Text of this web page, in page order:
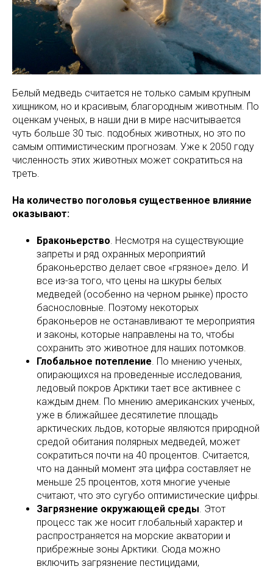
Белый медведь считается не только самым крупным
хищником, но и красивым, благородным животным. По
оценкам ученых, в наши дни в мире насчитывается
чуть больше 30 тыс. подобных животных, но это по
самым оптимистическим прогнозам. Уже к 2050 году
численность этих животных может сократиться на
треть.
На количество поголовья существенное влияние
оказывают:
Браконьерство . Несмотря на существующие
запреты и ряд охранных мероприятий
браконьерство делает свое «грязное» дело. И
все из-за того, что цены на шкуры белых
медведей (особенно на черном рынке) просто
баснословные. Поэтому некоторых
браконьеров не останавливают те мероприятия
и законы, которые направлены на то, чтобы
сохранить это животное для наших потомков.
Глобальное потепление . По мнению ученых,
опирающихся на проведенные исследования,
ледовый покров Арктики тает все активнее с
каждым днем. По мнению американских ученых,
уже в ближайшее десятилетие площадь
арктических льдов, которые являются природной
средой обитания полярных медведей, может
сократиться почти на 40 процентов. Считается,
что на данный момент эта цифра составляет не
меньше 25 процентов, хотя многие ученые
считают, что это сугубо оптимистические цифры.
Загрязнение окружающей среды . Этот
процесс так же носит глобальный характер и
распространяется на морские акватории и
прибрежные зоны Арктики. Сюда можно
включить загрязнение пестицидами,